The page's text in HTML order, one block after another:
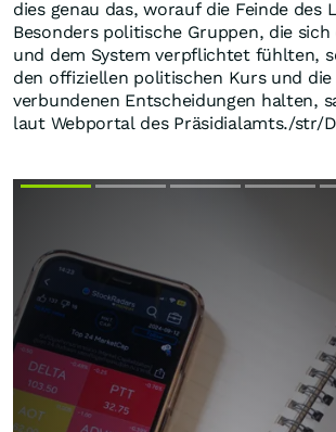
dies genau das, worauf die Feinde des
Besonders politische Gruppen, die
und dem System verpflichtet fühlten,
den offiziellen politischen Kurs und
verbundenen Entscheidungen halten,
laut Webportal des Präsidialamts./str/